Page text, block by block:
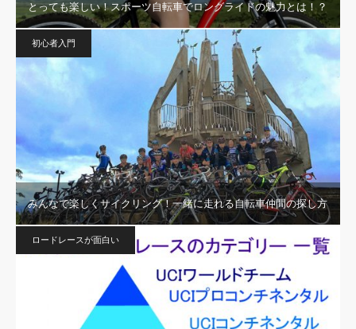
とっても楽しい！スポーツ自転車でロングライドの魅力とは！？
初心者入門
みんなで楽しくサイクリング！一緒に走れる自転車仲間の探し方
ロードレースが面白い